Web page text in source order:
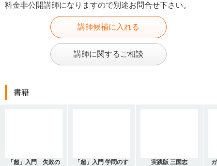
料金非公開講師になりますので別途お問合せ下さい。
講師候補に入れる
講師に関するご相談
書籍
「超」入門 失敗の
「超」入門 学問のす
実践版 三国志